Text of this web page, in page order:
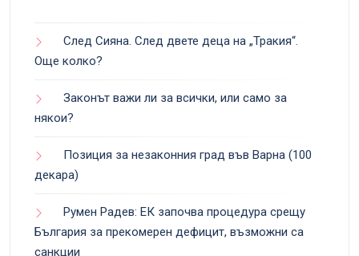
След Сияна. След двете деца на „Тракия“.
Още колко?
Законът важи ли за всички, или само за
някои?
Позиция за незаконния град във Варна (100
декара)
Румен Радев: ЕК започва процедура срещу
България за прекомерен дефицит, възможни са
санкции